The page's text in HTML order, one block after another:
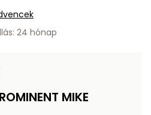
24 hónap
MIKE